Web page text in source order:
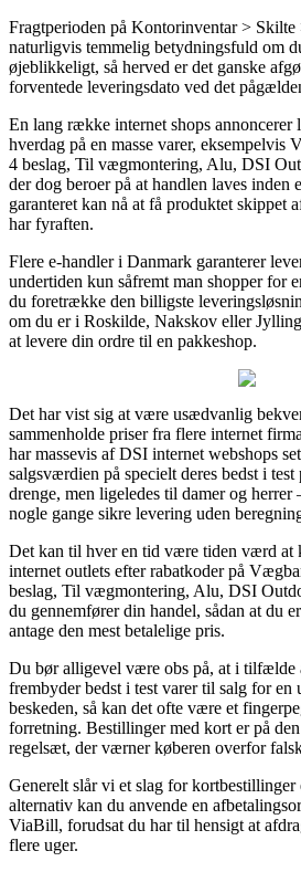
Fragtperioden på Kontorinventar >
naturligvis temmelig betydningsfuld om
øjeblikkeligt, så herved er det ganske
forventede leveringsdato ved det
En lang række internet shops annoncerer
hverdag på en masse varer,
4 beslag, Til vægmontering, Alu, DSI
der dog beroer på at handlen laves inden
garanteret kan nå at få produktet skippet
har fyraften.
Flere e-handler i Danmark garanterer
undertiden kun såfremt man shopper for
du foretrække den billigste
om du er i Roskilde, Nakskov eller
at levere din ordre til en pakkeshop.
Det har vist sig at være usædvanlig
sammenholde priser fra flere internet
har massevis af DSI internet webshops
salgsværdien på specielt deres bedst i
drenge, men ligeledes til damer og herrer
nogle gange sikre levering uden
Det kan til hver en tid være tiden værd at
internet outlets efter rabatkoder på
beslag, Til vægmontering, Alu, DSI
du gennemfører din handel, sådan at du
antage den mest betalelige pris.
Du bør alligevel være obs på, at i tilfælde
frembyder bedst i test varer til salg for en
beskeden, så kan det ofte være et
forretning. Bestillinger med kort er på
regelsæt, der værner køberen overfor
Generelt slår vi et slag for
alternativ kan du anvende en
ViaBill, forudsat du har til hensigt at
flere uger.